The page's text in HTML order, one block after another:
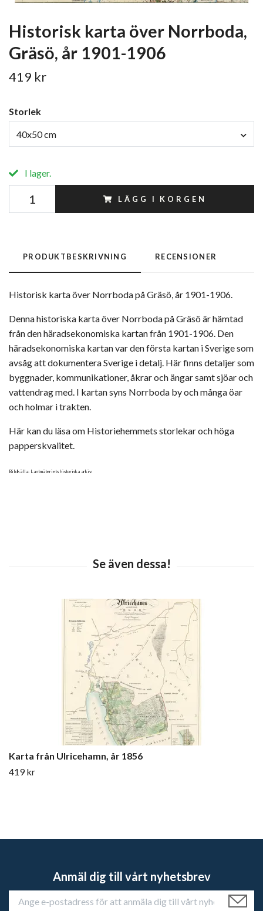
Historisk karta över Norrboda,
Gräsö, år 1901-1906
419 kr
Storlek
40x50 cm
I lager.
LÄGG I KORGEN
PRODUKTBESKRIVNING RECENSIONER
Historisk karta över Norrboda på Gräsö, år 1901-1906.
Denna historiska karta över Norrboda på Gräsö är hämtad
från den häradsekonomiska kartan från 1901-1906. Den
häradsekonomiska kartan var den första kartan i Sverige som
avsåg att dokumentera Sverige i detalj. Här finns detaljer som
byggnader, kommunikationer, åkrar och ängar samt sjöar och
vattendrag med. I kartan syns Norrboda by och många öar
och holmar i trakten.
Här kan du läsa om Historiehemmets storlekar och höga
papperskvalitet.
Bildkälla: Lantmäteriets historiska arkiv.
Karta från Ulricehamn, år 1856
419 kr
Anmäl dig till vårt nyhetsbrev